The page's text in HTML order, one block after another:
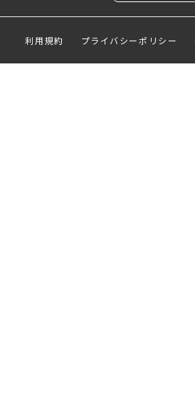
プライバシーポリシー
利用規約